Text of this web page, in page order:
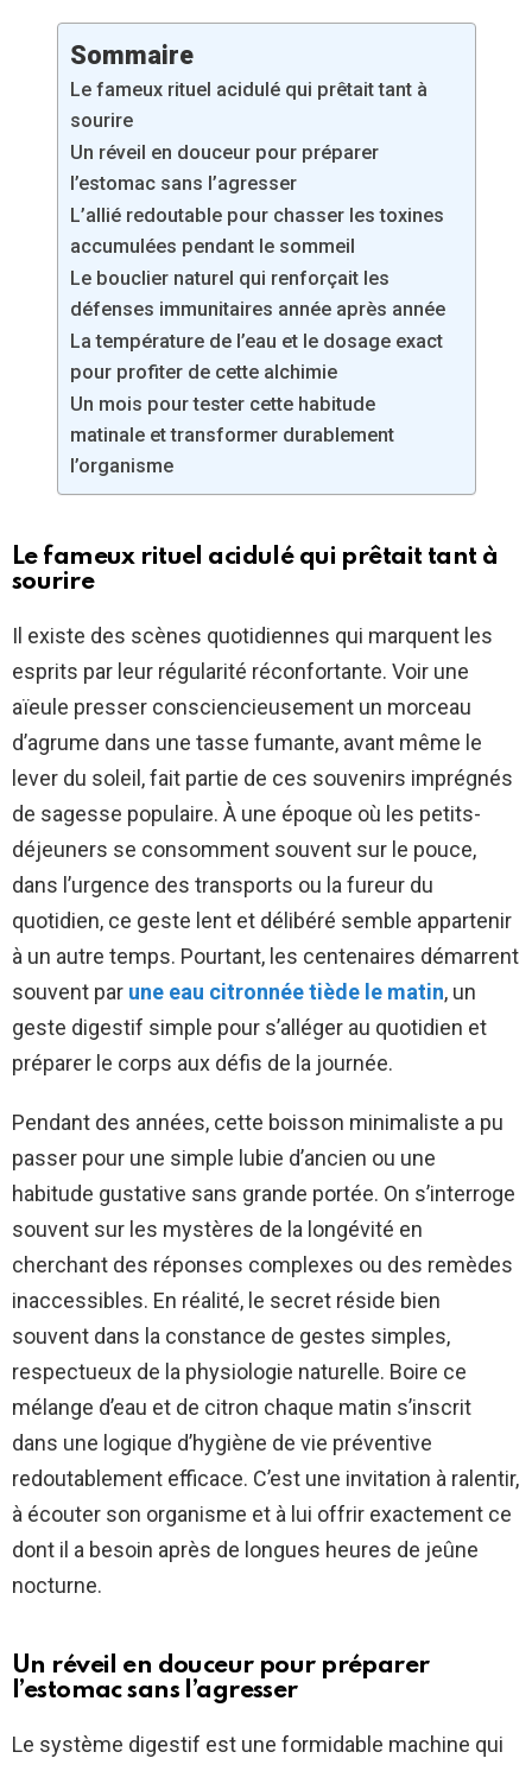
Sommaire
Le fameux rituel acidulé qui prêtait tant à
sourire
Un réveil en douceur pour préparer
l’estomac sans l’agresser
L’allié redoutable pour chasser les toxines
accumulées pendant le sommeil
Le bouclier naturel qui renforçait les
défenses immunitaires année après année
La température de l’eau et le dosage exact
pour profiter de cette alchimie
Un mois pour tester cette habitude
matinale et transformer durablement
l’organisme
Le fameux rituel acidulé qui prêtait tant à
sourire
Il existe des scènes quotidiennes qui marquent les
esprits par leur régularité réconfortante. Voir une
aïeule presser consciencieusement un morceau
d’agrume dans une tasse fumante, avant même le
lever du soleil, fait partie de ces souvenirs imprégnés
de sagesse populaire. À une époque où les petits-
déjeuners se consomment souvent sur le pouce,
dans l’urgence des transports ou la fureur du
quotidien, ce geste lent et délibéré semble appartenir
à un autre temps. Pourtant, les centenaires démarrent
souvent par une eau citronnée tiède le matin, un
geste digestif simple pour s’alléger au quotidien et
préparer le corps aux défis de la journée.
Pendant des années, cette boisson minimaliste a pu
passer pour une simple lubie d’ancien ou une
habitude gustative sans grande portée. On s’interroge
souvent sur les mystères de la longévité en
cherchant des réponses complexes ou des remèdes
inaccessibles. En réalité, le secret réside bien
souvent dans la constance de gestes simples,
respectueux de la physiologie naturelle. Boire ce
mélange d’eau et de citron chaque matin s’inscrit
dans une logique d’hygiène de vie préventive
redoutablement efficace. C’est une invitation à ralentir,
à écouter son organisme et à lui offrir exactement ce
dont il a besoin après de longues heures de jeûne
nocturne.
Un réveil en douceur pour préparer
l’estomac sans l’agresser
Le système digestif est une formidable machine qui